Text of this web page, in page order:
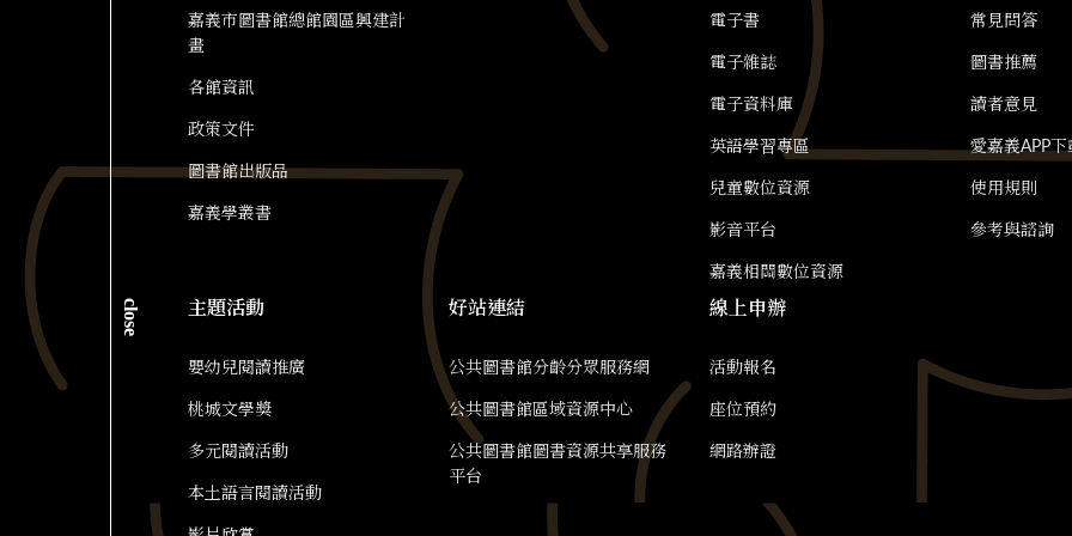
close
嘉義市圖書館總館園區興建計
畫
各館資訊
政策文件
圖書館出版品
嘉義學叢書
電子書
電子雜誌
電子資料庫
英語學習專區
兒童數位資源
影音平台
嘉義相關數位資源
常見問答
圖書推薦
讀者意見
愛嘉義APP下
使用規則
參考與諮詢
主題活動
嬰幼兒閱讀推廣
桃城文學獎
多元閱讀活動
本土語言閱讀活動
好站連結
公共圖書館分齡分眾服務網
公共圖書館區域資源中心
公共圖書館圖書資源共享服務
平台
線上申辦
活動報名
座位預約
網路辦證